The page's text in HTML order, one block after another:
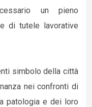
un pieno
di tutele lavorative
simbolo della città
nei confronti di
patologia e dei loro